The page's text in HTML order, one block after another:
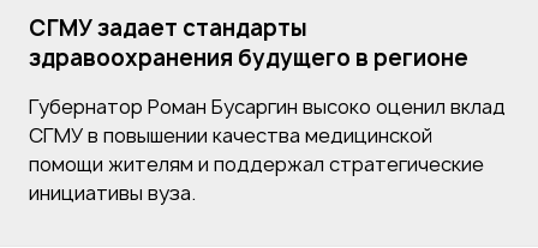
СГМУ задает стандарты
здравоохранения будущего в регионе
Губернатор Роман Бусаргин высоко оценил вклад
СГМУ в повышении качества медицинской
помощи жителям и поддержал стратегические
инициативы вуза.